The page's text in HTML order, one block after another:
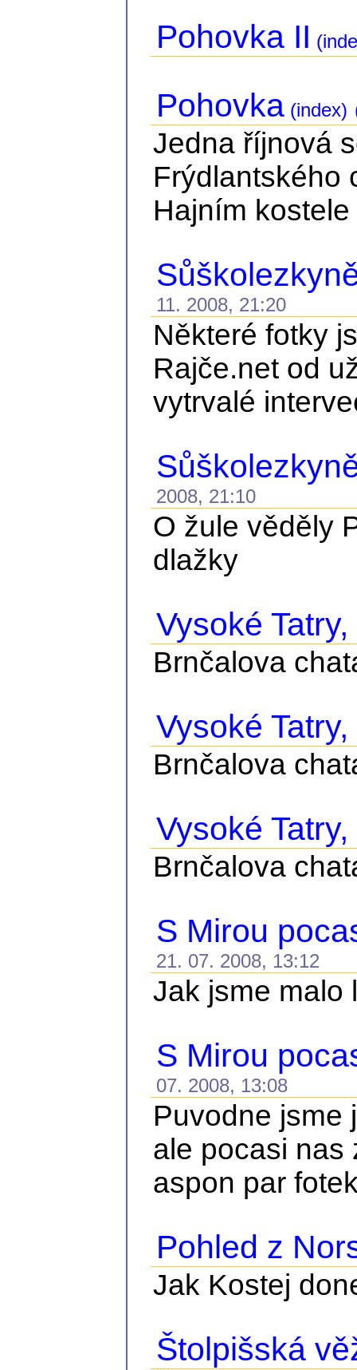
Pohovka II
Pohovka(index)
Jedna říjnová
Frýdlantského
Hajním
11. 2008, 21:20
Některé fotky
Rajče.net od
vytrvalé
2008, 21:10
O žule věděly
dlažky
Vysoké
Brnčalova
Vysoké Tatry,
Brnčalova
Vysoké
Brnčalova
S Mirou
21. 07. 2008, 13:12
Jak jsme malo
S Mirou
07. 2008, 13:08
Puvodne jsme
ale pocasi nas
aspon par
Pohled z
Jak Kostej
Štolpišská